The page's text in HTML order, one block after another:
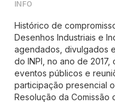
INFO
Histórico de
Desenhos Industriais e
agendados, divulgados
do INPI, no ano de 2017,
eventos públicos e
participação presencial
Resolução da Comissão